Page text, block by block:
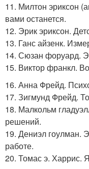
11. Милтон эриксон
вами останется.
12. Эрик эриксон.
13. Ганс айзенк.
14. Сюзан форуард.
15. Виктор франкл.
16. Анна Фрейд.
17. Зигмунд Фрейд.
18. Малкольм
решений.
19. Дениэл гоулман.
работе.
20. Томас э. Харрис.